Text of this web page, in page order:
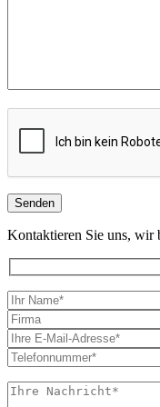
Kontaktieren Sie uns, wir